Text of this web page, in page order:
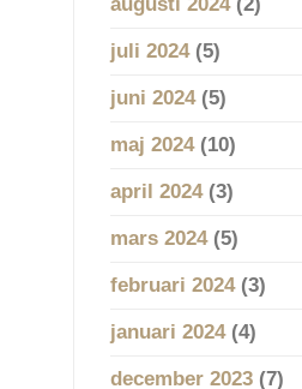
juli 2024(5)
juni 2024(5)
maj 2024(10)
april 2024(3)
mars 2024(5)
februari 2024(3)
januari 2024(4)
december 2023(7)